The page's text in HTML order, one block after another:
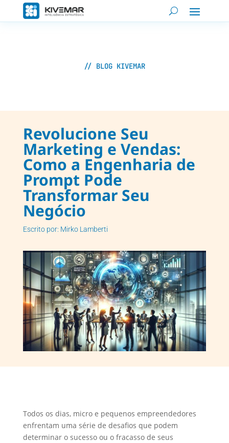
// BLOG KIVEMAR
Revolucione Seu
Marketing e Vendas:
Como a Engenharia de
Prompt Pode
Transformar Seu
Negócio
Escrito por: Mirko Lamberti
Todos os dias, micro e pequenos empreendedores
enfrentam uma série de desafios que podem
determinar o sucesso ou o fracasso de seus